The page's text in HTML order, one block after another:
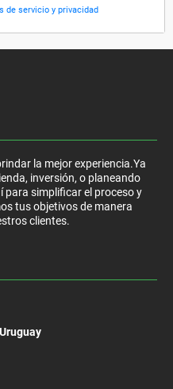
de servicio y privacidad
la mejor experiencia.Ya
inversión, o planeando
para simplificar el proceso y
tus objetivos de manera
clientes.